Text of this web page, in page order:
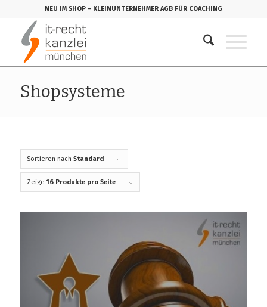
NEU IM SHOP - KLEINUNTERNEHMER AGB FÜR COACHING
Shopsysteme
Sortieren nach Standard
Zeige16 Produkte pro Seite